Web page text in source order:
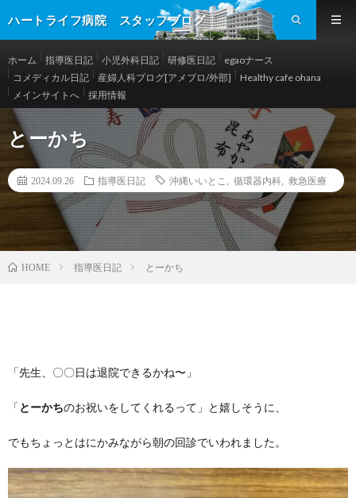
ハートライフ病院 スタッフブログ
ホーム 指導医日記 小児外科日記 研修医日記
egaoナース
コメディカル日記
産婦人科ブログ[アメブロ/外部]
Healthy cafe ohana
メインサイトへ
採用情報
とーかち
2024.09.26 指導医日記 沖縄いいとこ 循環器内科 救急医療
HOME 指導医日記 とーかち
「先生、〇〇日は退院できるかね〜」
「とーかちのお祝いをしてくれるって」と嬉しそうに、
でもちょっとはにかみながら朝の回診でいわれました。